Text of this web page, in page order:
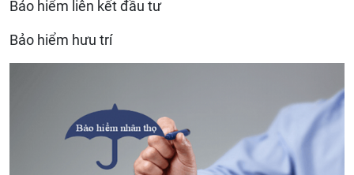
Bảo hiểm liên kết đầu tư
Bảo hiểm hưu trí